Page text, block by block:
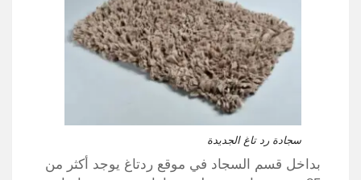
سجادة رد تاغ الجديدة
بداخل قسم السجاد في موقع ردتاغ يوجد أكثر من